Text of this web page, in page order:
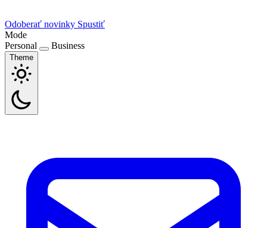
Odoberať novinky Spustiť
Mode
Personal
Business
Theme